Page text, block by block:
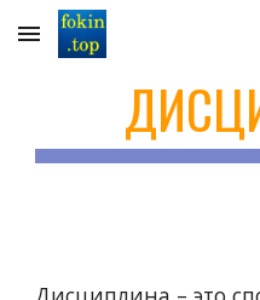
Skip to main content